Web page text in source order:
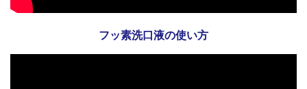
フッ素洗口液の使い方